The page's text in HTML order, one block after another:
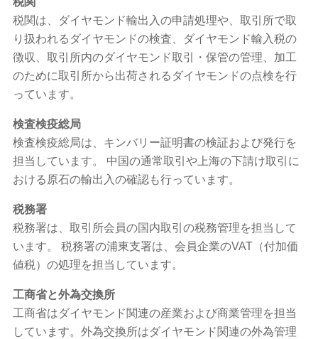
税関は、ダイヤモンド輸出入の申請処理や、取引所で取
り扱われるダイヤモンドの検査、ダイヤモンド輸入税の
徴収、取引所内のダイヤモンド取引・保管の管理、加工
のために取引所から出荷されるダイヤモンドの点検を行
っています。
検査検疫総局
検査検疫総局は、キンバリー証明書の検証および発行を
担当しています。 中国の通常取引や上海の下請け取引に
おける原石の輸出入の確認も行っています。
税務署
税務署は、取引所会員の国内取引の税務管理を担当して
います。 税務署の浦東支署は、会員企業のVAT（付加価
値税）の処理を担当しています。
工商省と外為交換所
工商省はダイヤモンド関連の産業および商業管理を担当
しています。外為交換所はダイヤモンド関連の外為管理